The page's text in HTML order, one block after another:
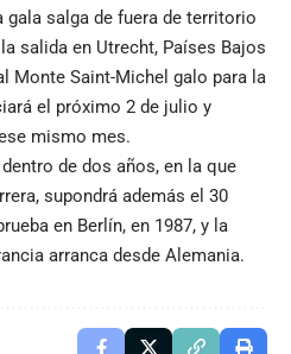
gala salga de fuera de territorio
salida en Utrecht, Países Bajos
Monte Saint-Michel galo para la
el próximo 2 de julio y
mismo mes.
de dos años, en la que
supondrá además el 30
en Berlín, en 1987, y la
arranca desde Alemania.